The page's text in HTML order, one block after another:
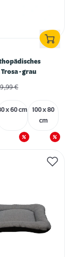
- grau
€
x 60 cm
100 x 80
cm